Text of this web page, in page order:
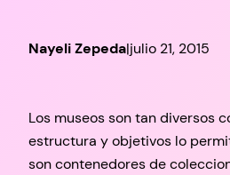
Nayeli Zepeda|julio 21, 2015
Los museos son tan diversos
estructura y objetivos lo
son contenedores de